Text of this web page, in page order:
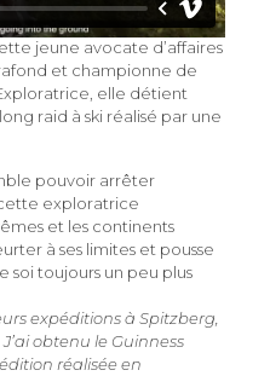
jeune avocate d’affaires
et championne de
elle détient
raid à ski réalisé par une
pouvoir arrêter
exploratrice
et les continents
à ses limites et pousse
soi toujours un peu plus
expéditions à Spitzberg,
obtenu le Guinness
réalisée en